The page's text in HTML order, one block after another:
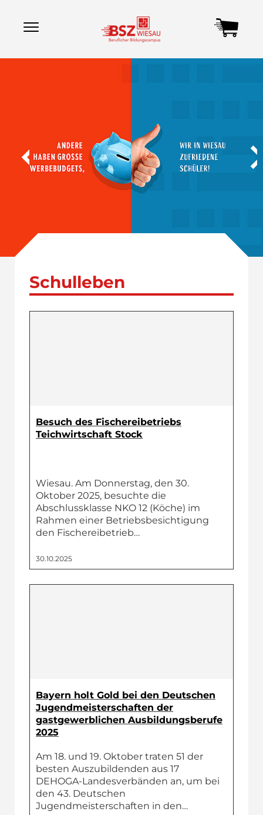
Schulleben
Besuch des Fischereibetriebs
Teichwirtschaft Stock
Wiesau. Am Donnerstag, den 30.
Oktober 2025, besuchte die
Abschlussklasse NKO 12 (Köche) im
Rahmen einer Betriebsbesichtigung
den Fischereibetrieb…
30.10.2025
Bayern holt Gold bei den Deutschen
Jugendmeisterschaften der
gastgewerblichen Ausbildungsberufe
2025
Am 18. und 19. Oktober traten 51 der
besten Auszubildenden aus 17
DEHOGA-Landesverbänden an, um bei
den 43. Deutschen
Jugendmeisterschaften in den…